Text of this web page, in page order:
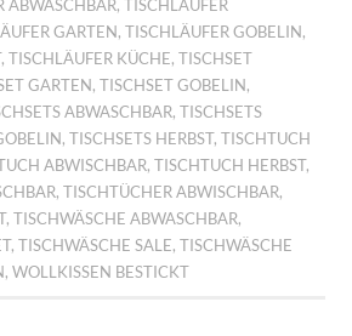
ABWASCHBAR,TISCHLÄUFER
GARTEN,TISCHLÄUFER GOBELIN,
,TISCHLÄUFER KÜCHE,TISCHSET
GARTEN,TISCHSET GOBELIN,
ABWASCHBAR,TISCHSETS
,TISCHSETS HERBST,TISCHTUCH
ABWISCHBAR,TISCHTUCH HERBST,
,TISCHTÜCHER ABWISCHBAR,
,TISCHWÄSCHE ABWASCHBAR,
,TISCHWÄSCHE SALE,TISCHWÄSCHE
,WOLLKISSEN BESTICKT